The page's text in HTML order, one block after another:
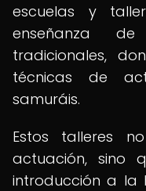
escuelas y
enseñanza
tradicionales,
técnicas de
samuráis.
Estos talleres
actuación, sino
introducción a la